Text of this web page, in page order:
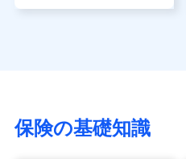
（https://www.tmn-
マニュライフ生命保険株式
（https://
保険の基礎知識